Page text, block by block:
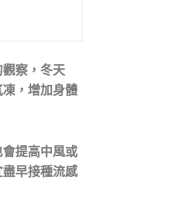
察，冬天
，增加身體
提高中風或
早接種流感